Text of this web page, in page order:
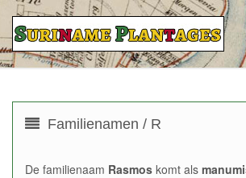
Familienamen / R
De familienaam Rasmos komt als